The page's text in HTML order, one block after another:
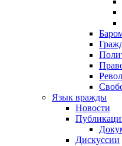
Язык вражды
Новости
Дискуссии